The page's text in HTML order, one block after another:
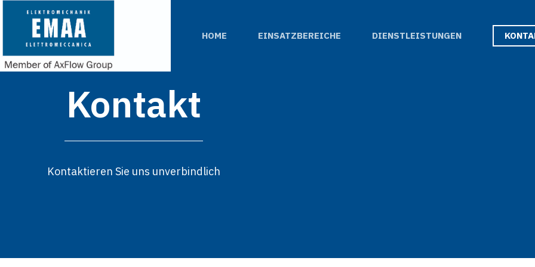
HOME EINSATZBEREICHE DIENSTLEISTUNGEN
Kontakt
Kontaktieren Sie uns unverbindlich